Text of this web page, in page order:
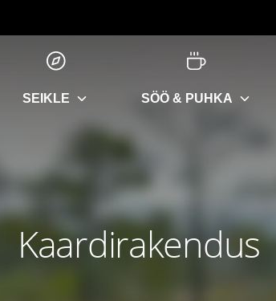
SEIKLE SÖÖ & PUHKA
Kaardirakendus